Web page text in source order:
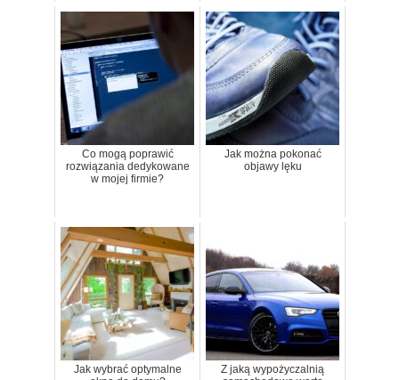
Co mogą poprawić
rozwiązania dedykowane
w mojej firmie?
Jak można pokonać
objawy lęku
Jak wybrać optymalne
Z jaką wypożyczalnią